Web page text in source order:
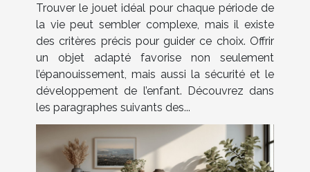
Trouver le jouet idéal pour chaque période de
la vie peut sembler complexe, mais il existe
des critères précis pour guider ce choix. Offrir
un objet adapté favorise non seulement
l’épanouissement, mais aussi la sécurité et le
développement de l’enfant. Découvrez dans
les paragraphes suivants des...